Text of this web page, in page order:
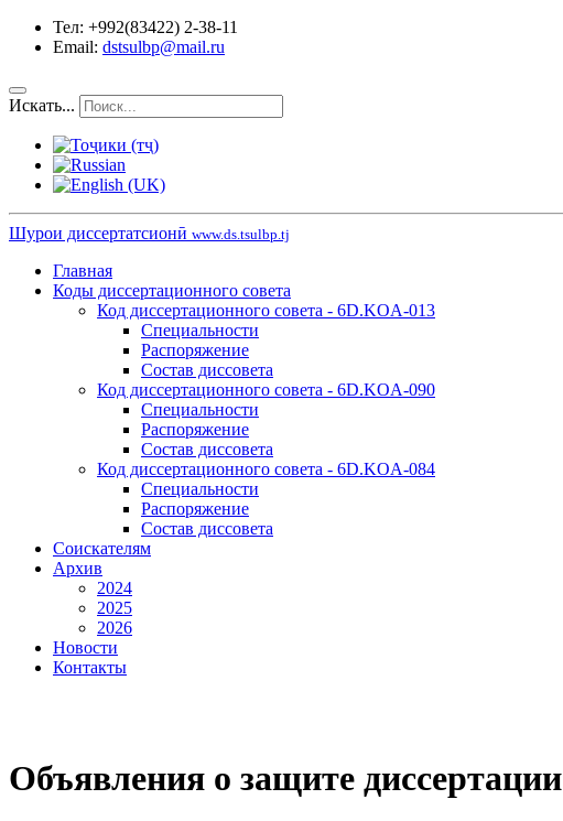
Тел: +992(83422) 2-38-11
Email: dstsulbp@mail.ru
Искать...
Шурои диссертатсионӣ www.ds.tsulbp.tj
Главная
Коды диссертационного совета
Код диссертационного совета - 6D.KOA-013
Специальности
Распоряжение
Состав диссовета
Код диссертационного совета - 6D.KOA-090
Специальности
Распоряжение
Состав диссовета
Код диссертационного совета - 6D.KOA-084
Специальности
Распоряжение
Состав диссовета
Соискателям
Архив
2024
2025
2026
Новости
Контакты
Объявления о защите диссертации